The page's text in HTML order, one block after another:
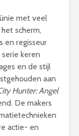
met veel
scherm,
en regisseur
keren
en de stijl
aan
Hunter: Angel
De makers
actie- en